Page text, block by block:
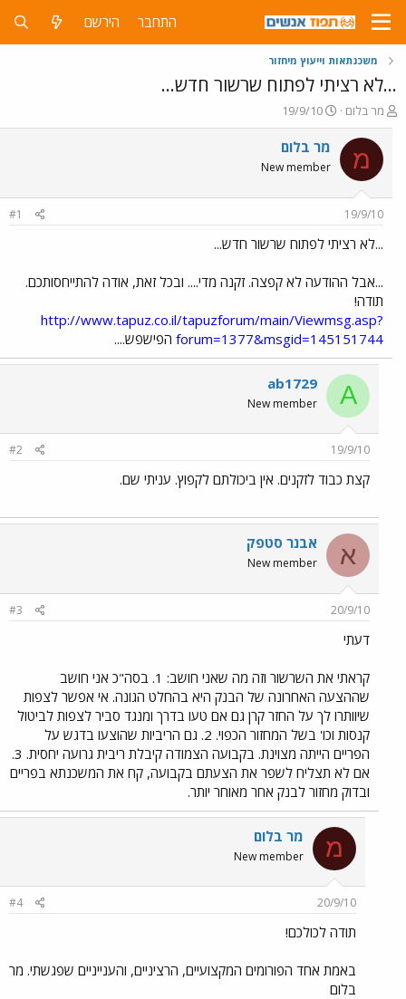
התחבר הירשם
משכנתאות וייעוץ מיחזור
...לא רציתי לפתוח שרשור חדש...
פ
ו
ת
ח
ה
ו
ש
מר בלום
פ
ו
ר
ם
ר
19/9/10
מ מר בלום
New member
19/9/10
#1
...לא רציתי לפתוח שרשור חדש...
...אבל ההודעה לא קפצה. זקנה מדי.... ובכל זאת, אודה להתייחסותכם.
תודה!
http://www.tapuz.co.il/tapuzforum/main/Viewmsg.asp?
forum=1377&msgid=145151744 הפישפש....
A
ab1729
New member
19/9/10
#2
קצת כבוד לזקנים. אין ביכולתם לקפוץ. עניתי שם.
א אבנר סטפק
New member
20/9/10
#3
דעתי
קראתי את השרשור וזה מה שאני חושב: 1. בסה"כ אני חושב
שההצעה האחרונה של הבנק היא בהחלט הגונה. אי אפשר לצפות
שיוותרו לך על החזר קרן גם אם טעו בדרך ומנגד סביר לצפות לביטול
קנסות וכו' בשל המחזור הכפוי. 2. גם הריביות שהוצעו בדגש על
הפריים הייתה מצוינת. בקבועה הצמודה קיבלת ריבית גרועה יחסית. 3.
אם לא תצליח לשפר את הצעתם בקבועה, קח את המשכנתא בפריים
ובדוק מחזור לבנק אחר מאוחר יותר.
מ מר בלום
New member
20/9/10
#4
תודה לכולכם!
באמת אחד הפורומים המקצועיים, הרציניים, והענייניים שפגשתי. מר
בלום